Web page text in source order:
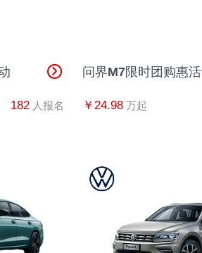
182 人报名
问界M7限时团购惠
￥24.98 万起